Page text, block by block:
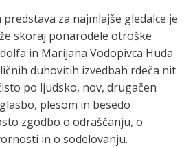
za najmlajše gledalce je
skoraj ponarodele otroške
in Marijana Vodopivca Huda
duhovitih izvedbah rdeča nit
po ljudsko, nov, drugačen
plesom in besedo
zgodbo o odraščanju, o
in o sodelovanju.